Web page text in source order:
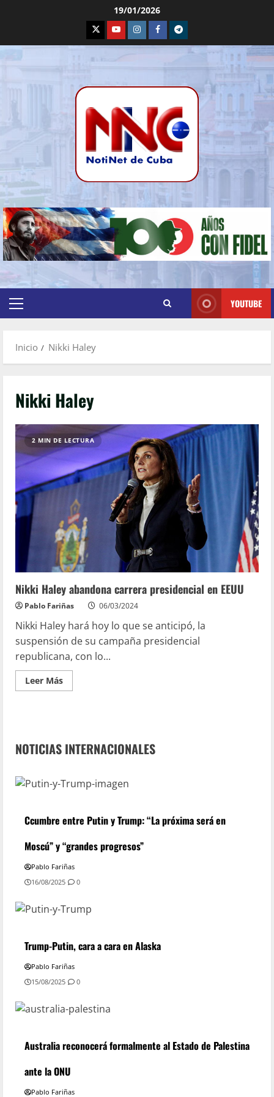
19/01/2026
YOUTUBE
Inicio Nikki Haley
Nikki Haley
2 MIN DE LECTURA
Nikki Haley abandona carrera presidencial en EEUU
Pablo Fariñas 06/03/2024
Nikki Haley hará hoy lo que se anticipó, la
suspensión de su campaña presidencial
republicana, con lo...
Leer Más
NOTICIAS INTERNACIONALES
Ccumbre entre Putin y Trump: “La próxima será en
Moscú” y “grandes progresos”
Pablo Fariñas
16/08/2025
0
Trump-Putin, cara a cara en Alaska
Pablo Fariñas
15/08/2025
0
Australia reconocerá formalmente al Estado de Palestina
ante la ONU
Pablo Fariñas